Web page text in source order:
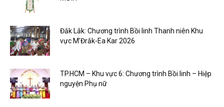
Đắk Lắk: Chương trình Bồi linh Thanh niên Khu
vực M’Đrắk-Ea Kar 2026
TP.HCM – Khu vực 6: Chương trình Bồi linh – Hiệp
nguyện Phụ nữ